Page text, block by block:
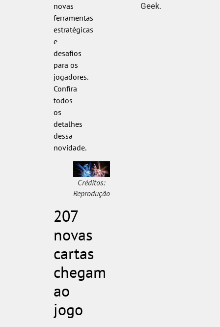
novas
ferramentas
estratégicas
e
desafios
para os
jogadores.
Confira
todos
os
detalhes
dessa
novidade.
Créditos:
Reprodução
207
novas
cartas
chegam
ao
jogo
Geek.